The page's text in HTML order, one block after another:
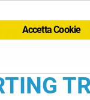
Accetta Cookie